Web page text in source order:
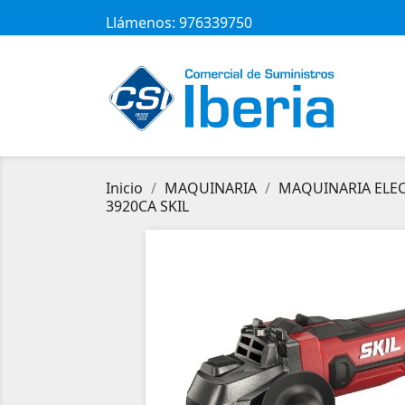
Llámenos: 976339750
Inicio MAQUINARIA
MAQUINARIA
3920CA SKIL